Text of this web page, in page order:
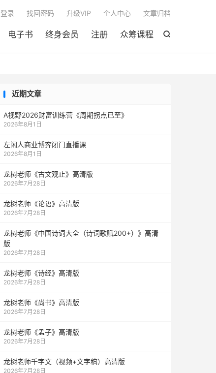

电子书 终身会员 注册 众筹课程
登录 找回密码 升级VIP 个人中心 文章归档
近期文章
A视野2026财富训练营《周期拐点已至》
2026年8月1日
左闲人商业博弈闭门直播课
2026年8月1日
龙树老师《古文观止》高清版
2026年7月28日
龙树老师《论语》高清版
2026年7月28日
龙树老师《中国诗词大全（诗词歌赋200+）》高清
版
2026年7月28日
龙树老师《诗经》高清版
2026年7月28日
龙树老师《尚书》高清版
2026年7月28日
龙树老师《孟子》高清版
2026年7月28日
龙树老师千字文（视频+文字稿）高清版
2026年7月28日